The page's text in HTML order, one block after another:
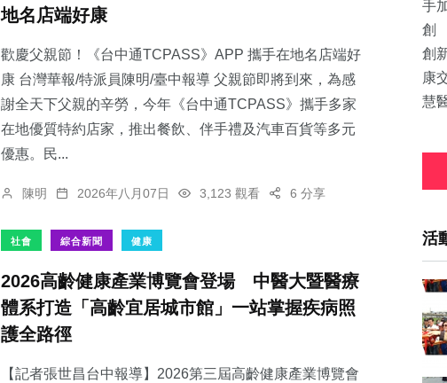
地名店端好康
歡慶父親節！《台中通TCPASS》APP 攜手在地名店端好
康 台灣華報/特派員陳明/臺中報導 父親節即將到來，為感
謝全天下父親的辛勞，今年《台中通TCPASS》攜手多家
在地優質特約店家，推出餐飲、伴手禮及汽車百貨等多元
優惠。民...
陳明 2026年八月07日 3,123 觀看 6 分享
社會 綜合新聞 健康
2026高齡健康產業博覽會登場 中醫大暨醫療
體系打造「高齡宜居城市館」一站掌握疾病照
護全路徑
【記者張世昌台中報導】2026第三屆高齡健康產業博覽會
活